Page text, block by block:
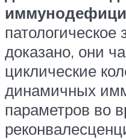
патологическое
доказано, они
циклические
динамичных
параметров во